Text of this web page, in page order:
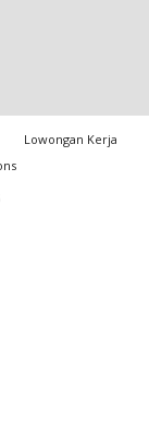
Lowongan Kerja